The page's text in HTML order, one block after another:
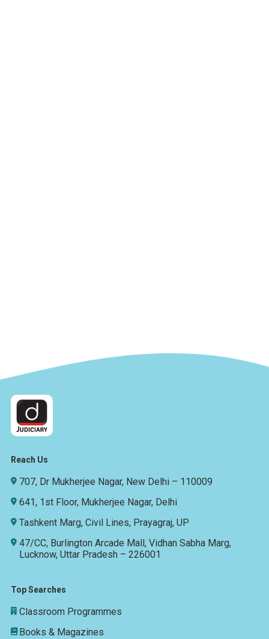
Reach Us
707, Dr Mukherjee Nagar, New Delhi – 110009
641, 1st Floor, Mukherjee Nagar, Delhi
Tashkent Marg, Civil Lines, Prayagraj, UP
47/CC, Burlington Arcade Mall, Vidhan Sabha Marg,
Lucknow, Uttar Pradesh – 226001
Top Searches
Classroom Programmes
Books & Magazines